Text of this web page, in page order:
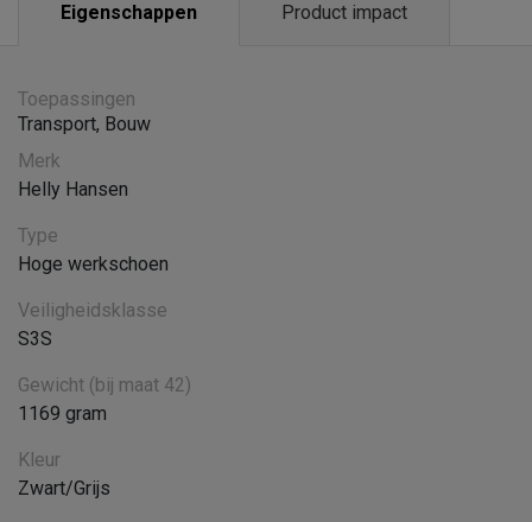
Eigenschappen Product impact
Toepassingen
Transport, Bouw
Merk
Helly Hansen
Type
Hoge werkschoen
Veiligheidsklasse
S3S
Gewicht (bij maat 42)
1169 gram
Kleur
Zwart/Grijs